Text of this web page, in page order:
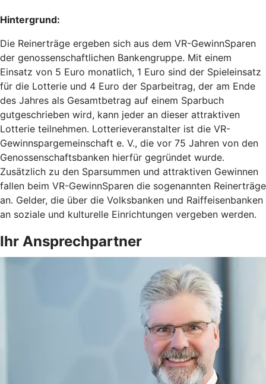
Hintergrund:
Die Reinerträge ergeben sich aus dem VR-GewinnSparen
der genossenschaftlichen Bankengruppe. Mit einem
Einsatz von 5 Euro monatlich, 1 Euro sind der Spieleinsatz
für die Lotterie und 4 Euro der Sparbeitrag, der am Ende
des Jahres als Gesamtbetrag auf einem Sparbuch
gutgeschrieben wird, kann jeder an dieser attraktiven
Lotterie teilnehmen. Lotterieveranstalter ist die VR-
Gewinnspargemeinschaft e. V., die vor 75 Jahren von den
Genossenschaftsbanken hierfür gegründet wurde.
Zusätzlich zu den Sparsummen und attraktiven Gewinnen
fallen beim VR-GewinnSparen die sogenannten Reinerträge
an. Gelder, die über die Volksbanken und Raiffeisenbanken
an soziale und kulturelle Einrichtungen vergeben werden.
Ihr Ansprechpartner